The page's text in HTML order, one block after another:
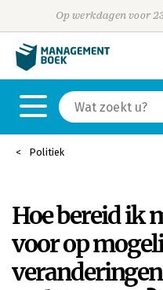
Op werkdagen voor
Politiek
Hoe bereid ik
voor op